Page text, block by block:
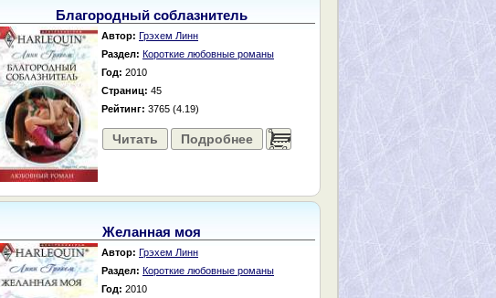
Благородный соблазнитель
Автор: Грэхем Линн
Раздел: Короткие любовные романы
Год: 2010
Страниц: 45
Рейтинг: 3765 (4.19)
Читать Подробнее ......
Желанная моя
Автор: Грэхем Линн
Раздел: Короткие любовные романы
Год: 2010